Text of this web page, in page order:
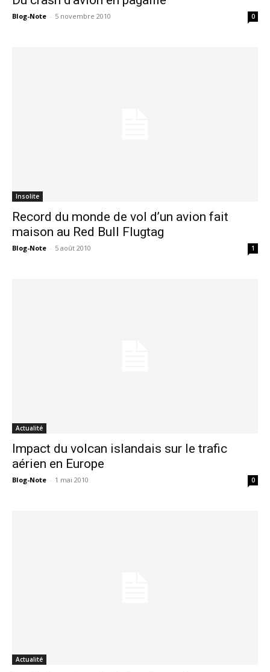
Blog-Note - 5 novembre 2010 0
Insolite
Record du monde de vol d’un avion fait
maison au Red Bull Flugtag
Blog-Note - 5 août 2010 1
Actualité
Impact du volcan islandais sur le trafic
aérien en Europe
Blog-Note - 1 mai 2010 0
Actualité